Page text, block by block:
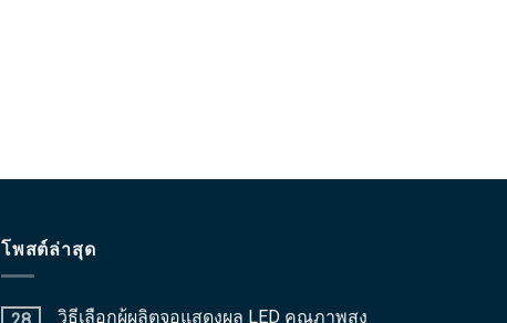
โพสต์ล่าสุด
วิธีเลือกผู้ผลิตจอแสดงผล LED คุณภาพสูง